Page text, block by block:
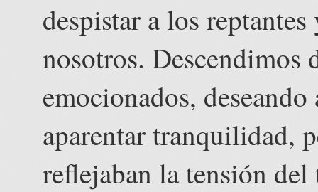
despistar a los
nosotros. Descendimos
emocionados,
aparentar tranquilidad,
reflejaban la tensión